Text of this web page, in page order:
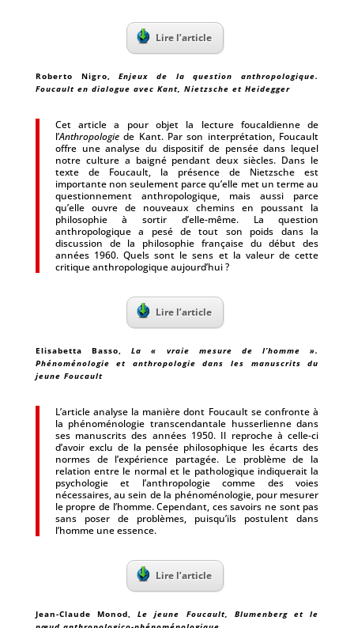
Lire l’article
Roberto Nigro,Enjeux de la question anthropologique.
Foucault en dialogue avec Kant, Nietzsche et Heidegger
Cet article a pour objet la lecture foucaldienne de
l’Anthropologiede Kant. Par son interprétation, Foucault
offre une analyse du dispositif de pensée dans lequel
notre culture a baigné pendant deux siècles. Dans le
texte de Foucault, la présence de Nietzsche est
importante non seulement parce qu’elle met un terme au
questionnement anthropologique, mais aussi parce
qu’elle ouvre de nouveaux chemins en poussant la
philosophie à sortir d’elle-même. La question
anthropologique a pesé de tout son poids dans la
discussion de la philosophie française du début des
années 1960. Quels sont le sens et la valeur de cette
critique anthropologique aujourd’hui ?
Lire l’article
Elisabetta Basso,La « vraie mesure de l’homme ».
Phénoménologie et anthropologie dans les manuscrits du
jeune Foucault
L’article analyse la manière dont Foucault se confronte à
la phénoménologie transcendantale husserlienne dans
ses manuscrits des années 1950. Il reproche à celle-ci
d’avoir exclu de la pensée philosophique les écarts des
normes de l’expérience partagée. Le problème de la
relation entre le normal et le pathologique indiquerait la
psychologie et l’anthropologie comme des voies
nécessaires, au sein de la phénoménologie, pour mesurer
le propre de l’homme. Cependant, ces savoirs ne sont pas
sans poser de problèmes, puisqu’ils postulent dans
l’homme une essence.
Lire l’article
Jean-Claude Monod,Le jeune Foucault, Blumenberg et le